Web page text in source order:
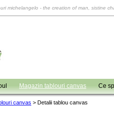
michelangelo - the creation of man, sistine
Magazin tablouri canvas Ce
canvas > Detalii tablou canvas